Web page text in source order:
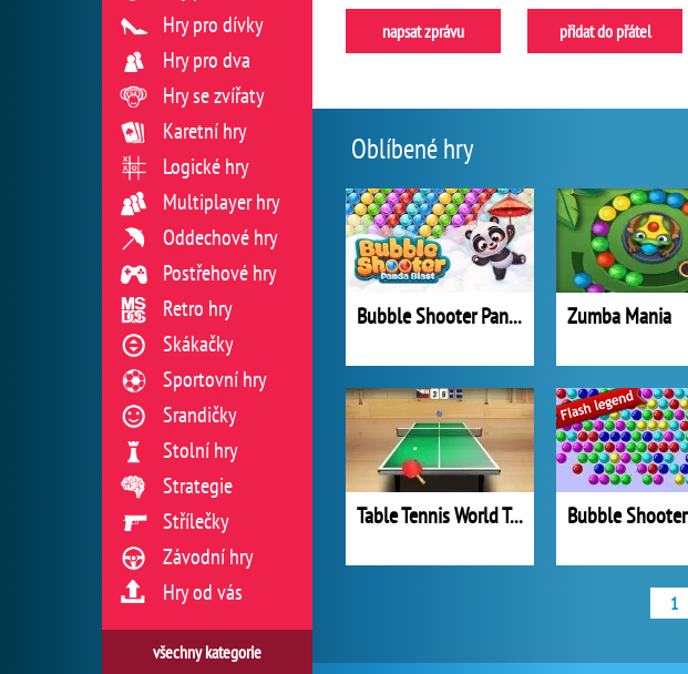
napsat zprávu přidat do přátel
Oblíbené hry
Bubble Shooter Panda Blast Zumba Mania
Table Tennis World Tour Bubble Shooter
1
Hry pro dívky
Hry pro dva
Hry se zvířaty
Karetní hry
Logické hry
Multiplayer hry
Oddechové hry
Postřehové hry
Retro hry
Skákačky
Sportovní hry
Srandičky
Stolní hry
Strategie
Střílečky
Závodní hry
Hry od vás
všechny kategorie